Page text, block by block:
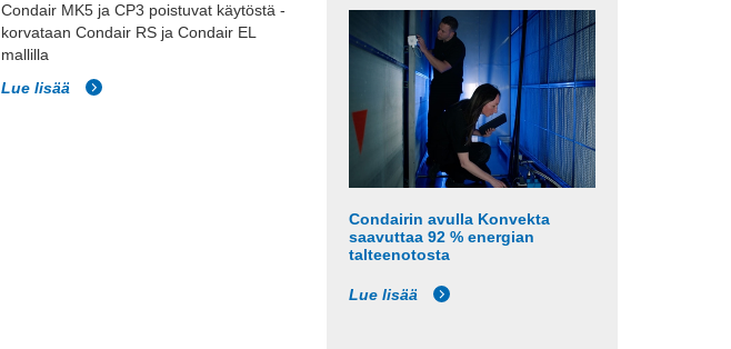
Condair MK5 ja CP3 poistuvat käytöstä -
korvataan Condair RS ja Condair EL
mallilla
Lue lisää
Condairin avulla Konvekta
saavuttaa 92 % energian
talteenotosta
Lue lisää